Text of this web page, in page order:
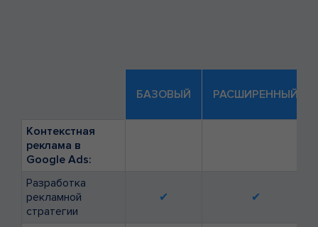
БАЗОВЫЙ РАСШИРЕННЫЙ
Контекстная
реклама в
Google Ads:
Разработка
рекламной
стратегии
✔ ✔